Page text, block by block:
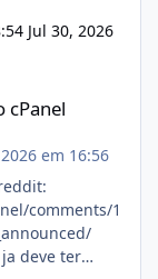
Jul 30, 2026
cPanel
em 16:56
comments/1
deve ter